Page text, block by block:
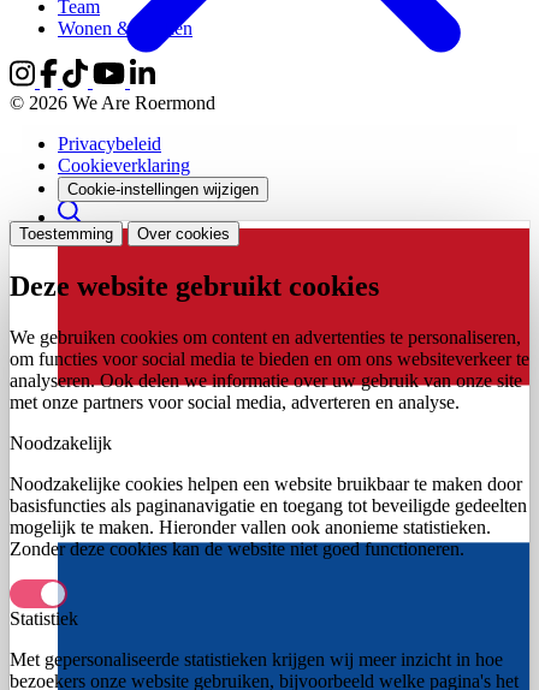
Team
Wonen & werken
© 2026 We Are Roermond
Privacybeleid
Cookieverklaring
Cookie-instellingen wijzigen
Toestemming Over cookies
Deze website gebruikt cookies
We gebruiken cookies om content en advertenties te personaliseren,
om functies voor social media te bieden en om ons websiteverkeer te
analyseren. Ook delen we informatie over uw gebruik van onze site
met onze partners voor social media, adverteren en analyse.
Noodzakelijk
Noodzakelijke cookies helpen een website bruikbaar te maken door
basisfuncties als paginanavigatie en toegang tot beveiligde gedeelten
mogelijk te maken. Hieronder vallen ook anonieme statistieken.
Zonder deze cookies kan de website niet goed functioneren.
Statistiek
Met gepersonaliseerde statistieken krijgen wij meer inzicht in hoe
bezoekers onze website gebruiken, bijvoorbeeld welke pagina's het